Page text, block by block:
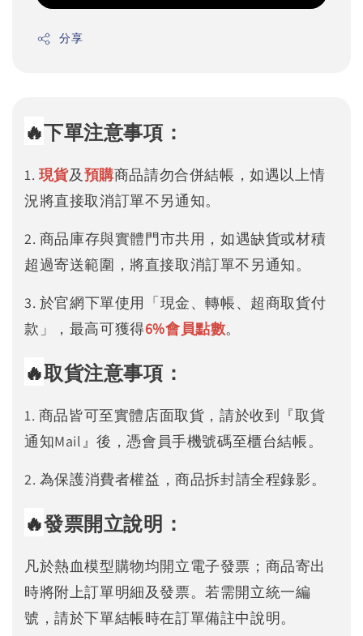
分享
🔥下單注意事項：
1. 現貨及預購商品請勿合併結帳，如遇以上情
況將直接取消訂單不另通知。
2. 商品庫存與實體門市共用，如遇缺貨或材積
超過寄送範圍，將直接取消訂單不另通知。
3. 於官網下單使用「現金、轉帳、超商取貨付
款」，最高可獲得6%會員點數。
🔥取貨注意事項：
1. 商品皆可至實體店面取貨，請於收到『取貨
通知Mail』後，憑會員手機號碼至櫃台結帳。
2. 為保護消費者權益，商品拆封請全程錄影。
🔥發票開立說明：
凡於熱血模型購物均開立電子發票；商品寄出
時將附上訂單明細及發票。若需開立統一編
號，請於下單結帳時在訂單備註中說明。